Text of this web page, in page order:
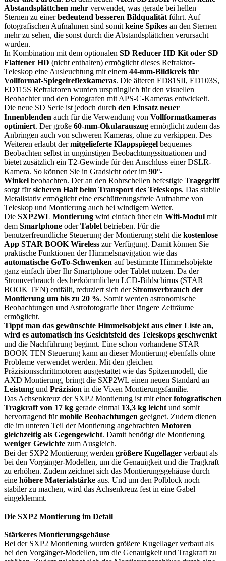
Abstandsplättchen mehr verwendet, was gerade bei hellen
Sternen zu einerbedeutend besseren Bildqualität führt. Auf
fotografischen Aufnahmen sind somit keine Spikes an den Sternen
mehr zu sehen, die sonst durch die Abstandsplättchen verursacht
wurden.
In Kombination mit dem optionalen SD Reducer HD Kit oder SD
Flattener HD (nicht enthalten) ermöglicht dieses Refraktor-
Teleskop eine Ausleuchtung mit einem 44-mm-Bildkreis für
Vollformat-Spiegelreflexkameras. Die älteren ED81SII, ED103S,
ED115S Refraktoren wurden ursprünglich für den visuellen
Beobachter und den Fotografen mit APS-C-Kameras entwickelt.
Die neue SD Serie ist jedoch durch den Einsatz neuer
Innenblenden auch für die Verwendung von Vollformatkameras
optimiert. Der große 60-mm-Okularauszug ermöglicht zudem das
Anbringen auch von schweren Kameras, ohne zu verkippen. Des
Weiteren erlaubt dermitgelieferte Klappspiegel bequemes
Beobachten selbst in ungünstigen Beobachtungssituationen und
bietet zusätzlich ein T2-Gewinde für den Anschluss einer DSLR-
Kamera. So können Sie in Gradsicht oder im 90°-
Winkel beobachten. Der an den Rohrschellen befestigte Tragegriff
sorgt fürsicheren Halt beim Transport des Teleskops. Das stabile
Metallstativ ermöglicht eine erschütterungsfreie Aufnahme von
Teleskop und Montierung auch bei windigem Wetter.
Die SXP2WL Montierung wird einfach über ein Wifi-Modul mit
dem Smartphone oderTablet betrieben. Für die
benutzerfreundliche Steuerung der Montierung steht die kostenlose
App STAR BOOK Wireless zur Verfügung. Damit können Sie
praktische Funktionen der Himmelsnavigation wie das
automatische GoTo-Schwenken auf bestimmte Himmelsobjekte
ganz einfach über Ihr Smartphone oder Tablet nutzen. Da der
Stromverbrauch des herkömmlichen LCD-Bildschirms (STAR
BOOK TEN) entfällt, reduziert sich derStromverbrauch der
Montierung um bis zu 20 %. Somit werden astronomische
Beobachtungen und Astrofotografie über längere Zeiträume
ermöglicht.
Tippt man das gewünschte Himmelsobjekt aus einer Liste an,
wird es automatisch ins Gesichtsfeld des Teleskops geschwenkt
und die Nachführung beginnt. Eine schon vorhandene STAR
BOOK TEN Steuerung kann an dieser Montierung ebenfalls ohne
Probleme verwendet werden. Mit den gleichen
Präzisionsschrittmotoren ausgestattet wie das Spitzenmodell, die
AXD Montierung, bringt die SXP2WL einen neuen Standard an
Leistung und Präzision in die Vixen Montierungsfamilie.
Das Achsenkreuz der SXP2 Montierung ist mit einerfotografischen
Tragkraft von 17 kg gerade einmal 13,3 kg leicht und somit
hervorragend fürmobile Beobachtungen geeignet. Zudem dienen
die im unteren Teil der Montierung angebrachten Motoren
gleichzeitig als Gegengewicht. Damit benötigt die Montierung
weniger Gewichte zum Ausgleich.
Bei der SXP2 Montierung werden größere Kugellager verbaut als
bei den Vorgänger-Modellen, um die Genauigkeit und die Tragkraft
zu erhöhen. Zudem zeichnet sich das Montierungsgehäuse durch
eine höhere Materialstärke aus. Und um den Polblock noch
stabiler zu machen, wird das Achsenkreuz fest in eine Gabel
eingeklemmt.
Die SXP2 Montierung im Detail
Stärkeres Montierungsgehäuse
Bei der SXP2 Montierung wurden größere Kugellager verbaut als
bei den Vorgänger-Modellen, um die Genauigkeit und Tragkraft zu